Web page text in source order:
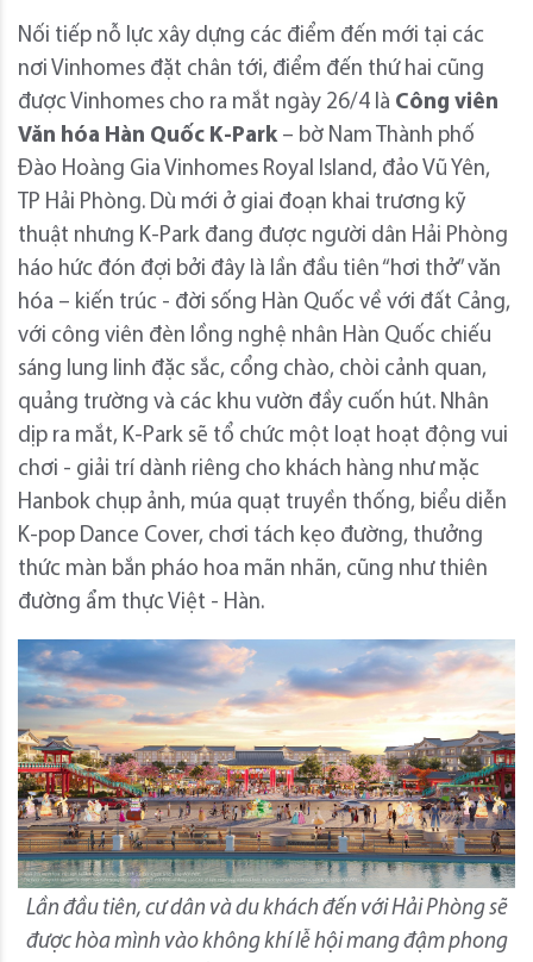
Nối tiếp nỗ lực xây dựng các điểm đến mới tại các
nơi Vinhomes đặt chân tới, điểm đến thứ hai cũng
được Vinhomes cho ra mắt ngày 26/4 là Công viên
Văn hóa Hàn Quốc K-Park– bờ Nam Thành phố
Đào Hoàng Gia Vinhomes Royal Island, đảo Vũ Yên,
TP Hải Phòng. Dù mới ở giai đoạn khai trương kỹ
thuật nhưng K-Park đang được người dân Hải Phòng
háo hức đón đợi bởi đây là lần đầu tiên “hơi thở” văn
hóa – kiến trúc - đời sống Hàn Quốc về với đất Cảng,
với công viên đèn lồng nghệ nhân Hàn Quốc chiếu
sáng lung linh đặc sắc, cổng chào, chòi cảnh quan,
quảng trường và các khu vườn đầy cuốn hút. Nhân
dịp ra mắt, K-Park sẽ tổ chức một loạt hoạt động vui
chơi - giải trí dành riêng cho khách hàng như mặc
Hanbok chụp ảnh, múa quạt truyền thống, biểu diễn
K-pop Dance Cover, chơi tách kẹo đường, thưởng
thức màn bắn pháo hoa mãn nhãn, cũng như thiên
đường ẩm thực Việt - Hàn.
Lần đầu tiên, cư dân và du khách đến với Hải Phòng sẽ
được hòa mình vào không khí lễ hội mang đậm phong